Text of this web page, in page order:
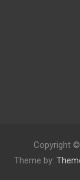
Copyright
Theme by: